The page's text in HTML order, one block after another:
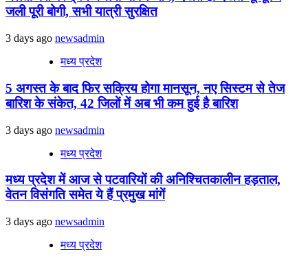
जली पूरी बोगी, सभी यात्री सुरक्षित
3 days ago newsadmin
मध्य प्रदेश
5 अगस्त के बाद फिर सक्रिय होगा मानसून, नए सिस्टम से तेज
बारिश के संकेत, 42 जिलों में अब भी कम हुई है बारिश
3 days ago newsadmin
मध्य प्रदेश
मध्य प्रदेश में आज से पटवारियों की अनिश्चितकालीन हड़ताल,
वेतन विसंगति समेत ये हैं प्रमुख मांगें
3 days ago newsadmin
मध्य प्रदेश